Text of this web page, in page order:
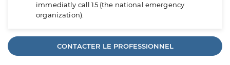
immediatly call 15 (the national emergency
organization).
CONTACTER LE PROFESSIONNEL